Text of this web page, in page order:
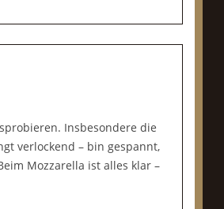
Insbesondere die
verlockend – bin gespannt,
Mozzarella ist alles klar –